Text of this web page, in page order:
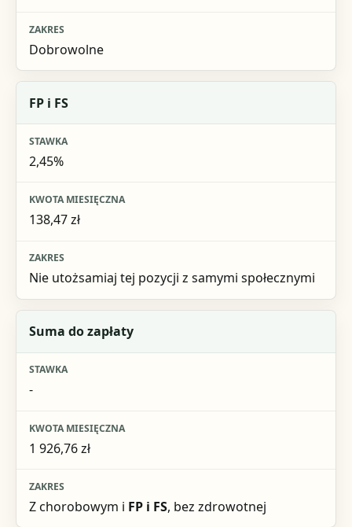
Dobrowolne
FP i FS
2,45%
138,47 zł
Nie utożsamiaj tej pozycji z samymi społecznymi
Suma do zapłaty
-
1 926,76 zł
Z chorobowym i FP i FS, bez zdrowotnej